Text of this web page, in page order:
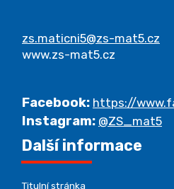
zs.maticni5@zs-mat5.cz
www.zs-mat5.cz
Facebook: https://
Instagram: @ZS_mat5
Další informace
Titulní stránka